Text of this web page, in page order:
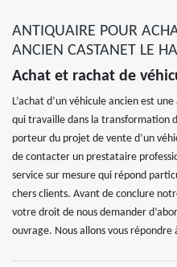
ANTIQUAIRE POUR
ANCIEN CASTANET LE
Achat et rachat de
L’achat d’un véhicule ancien est
qui travaille dans la transformation
porteur du projet de vente d’un
de contacter un prestataire
service sur mesure qui répond
chers clients. Avant de conclure
votre droit de nous demander
ouvrage. Nous allons vous répondre